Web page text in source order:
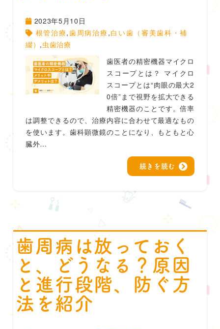
2023年5月10日
根管治療,歯周病治療 ,白い歯（審美歯科・補
綴） ,虫歯治療
歯医者の精密機器マイクロ
スコープとは？ マイクロ
スコープとは“肉眼の最大2
0倍”まで視野を拡大できる
精密機器のことです。倍率
は調整できるので、治療内容に合わせて最適なもの
を使います。歯科顕微鏡のことになり、もともと心
臓外…
続きを読む
歯周病は放っておく
と、どうなる？原因
と進行段階、防ぐ方
法を紹介